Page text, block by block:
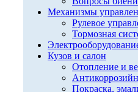
Механизмы
Рулевое
Тормозная
Кузов и салон
Отопление и
Покраска,